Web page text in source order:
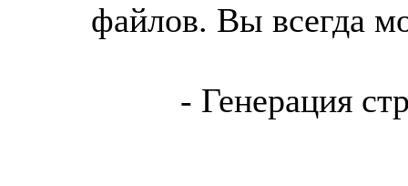
файлов. Вы всегда
- Генерация